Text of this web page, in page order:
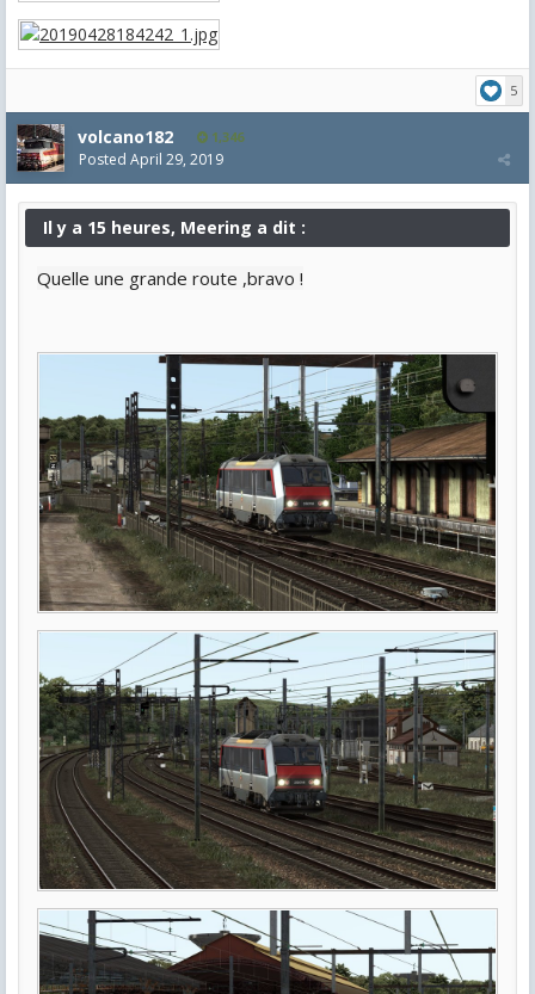
5
volcano182 1,346
Posted April 29, 2019
Il y a 15 heures, Meering a dit :
Quelle une grande route ,bravo !